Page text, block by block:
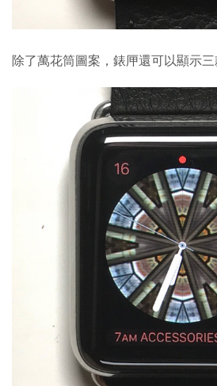
除了萬花筒圖案，錶㕅還可以顯示三